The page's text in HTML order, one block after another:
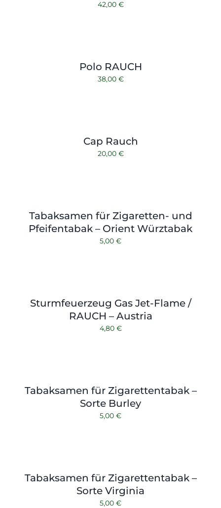
42,00 €
Polo RAUCH
38,00 €
Cap Rauch
20,00 €
Tabaksamen für Zigaretten- und
Pfeifentabak – Orient Würztabak
5,00 €
Sturmfeuerzeug Gas Jet-Flame /
RAUCH – Austria
4,80 €
Tabaksamen für Zigarettentabak –
Sorte Burley
5,00 €
Tabaksamen für Zigarettentabak –
Sorte Virginia
5,00 €